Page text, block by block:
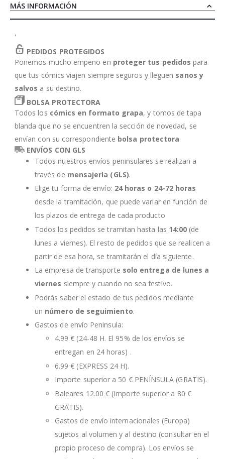
MÁS INFORMACIÓN
'
PEDIDOS PROTEGIDOS
Ponemos mucho empeño en proteger tus pedidos para
que tus cómics viajen siempre seguros y lleguen sanos y
salvos a su destino.
BOLSA PROTECTORA
Todos los cómics en formato grapa, y tomos de tapa
blanda que no se encuentren la sección de novedad, se
envían con su correspondiente bolsa protectora.
ENVÍOS CON GLS
Todos nuestros envíos peninsulares se realizan a
través de mensajería (GLS).
Elige tu forma de envío: 24 horas o 24-72 horas
desde la tramitación, que puede variar en función de
los plazos de entrega de cada producto
Todos los pedidos se tramitan hasta las 14:00 (de
lunes a viernes). El resto de pedidos que se realicen a
partir de esa hora, se tramitarán el día siguiente.
La empresa de transporte solo entrega de lunes a
viernes siempre y cuando no sea festivo.
Podrás saber el estado de tus pedidos mediante
un número de seguimiento.
Gastos de envío Peninsula:
4.99 € (24-48 H. El 95% de los envíos se
entregan en 24 horas) .
6.99 € (EXPRESS 24 H).
Importe superior a 50 € PENÍNSULA (GRATIS).
Baleares 12.00 € (Importe superior a 80 €
GRATIS).
Gastos de envío internacionales (Europa)
sujetos al volumen y al destino (consultar en el
propio proceso de compra). Los envíos se